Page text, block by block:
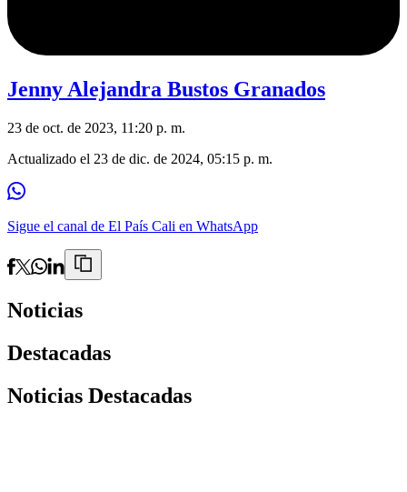
Jenny Alejandra Bustos Granados
23 de oct. de 2023, 11:20 p. m.
Actualizado el 23 de dic. de 2024, 05:15 p. m.
Sigue el canal de El País Cali en WhatsApp
Noticias
Destacadas
Noticias Destacadas